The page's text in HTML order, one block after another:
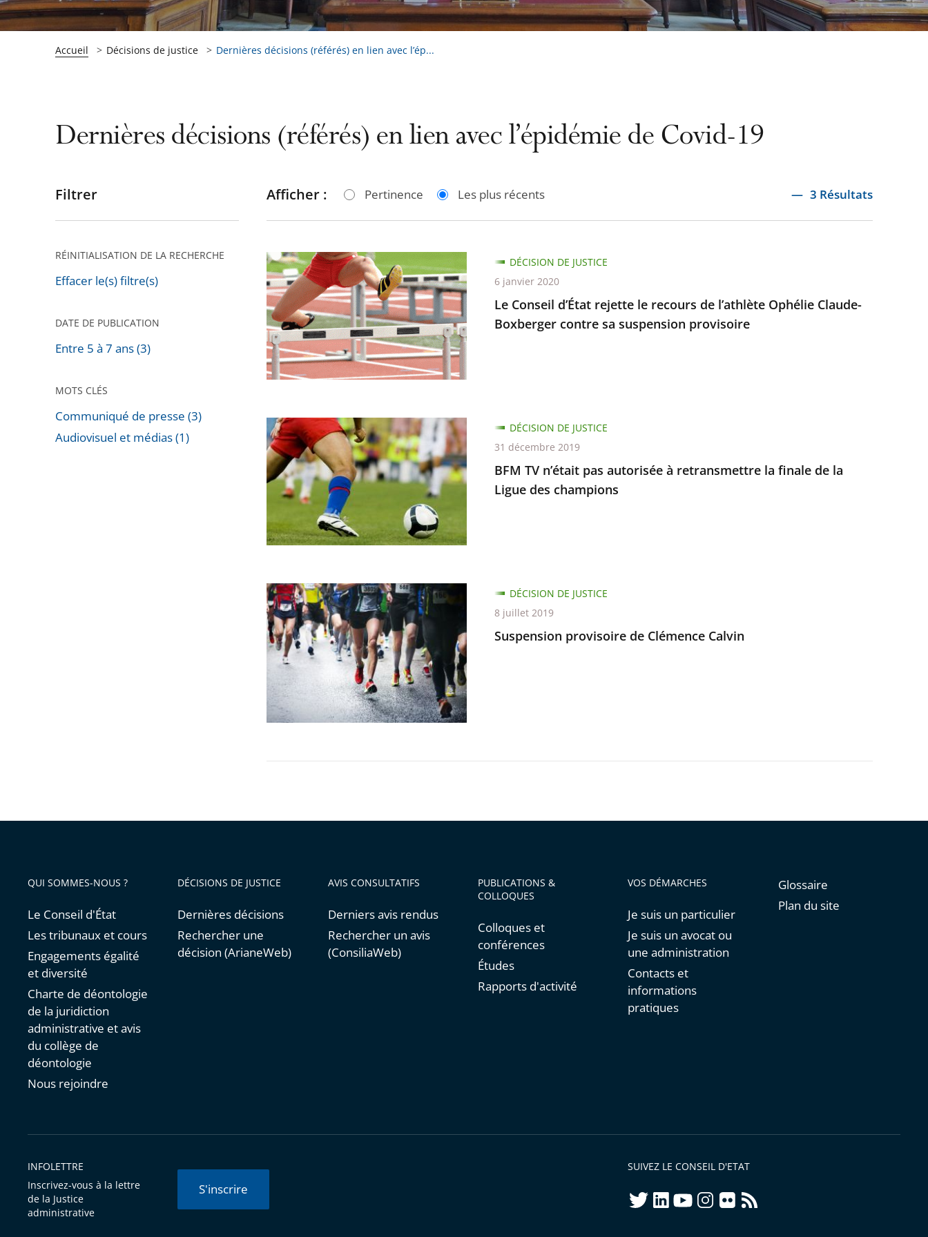
Accueil Décisions de justice Dernières décisions (référés) en lien avec l’ép...
Dernières décisions (référés) en lien avec l’épidémie de Covid-19
Passer
pour
après
Filtrer
RÉINITIALISATION DE LA RECHERCHE
Effacer le(s) filtre(s)
DATE DE PUBLICATION
Entre 5 à 7 ans (3)
MOTS CLÉS
Communiqué de presse (3)
Audiovisuel et médias (1)
Afficher : Pertinence Les plus récents 3 Résultats
Le
Conseil
d’État
rejette
le
recours
de
Ophélie
Claude-
Boxberger
contre
suspension
provisoire
Le Conseil d’État rejette le recours de l’athlète Ophélie Claude-
Boxberger contre sa suspension provisoire
DÉCISION DE JUSTICE
6 janvier 2020
BFM
TV
n’était
pas
autorisée
à
retransmettre
finale
de
la
Ligue
des
BFM TV n’était pas autorisée à retransmettre la finale de la
Ligue des champions
DÉCISION DE JUSTICE
31 décembre 2019
Suspension
provisoire
de
Clémence
Calvin
Suspension provisoire de Clémence Calvin
DÉCISION DE JUSTICE
8 juillet 2019
QUI SOMMES-NOUS ?
Le Conseil d'État
Les tribunaux et cours
Engagements égalité
et diversité
Charte de déontologie
de la juridiction
administrative et avis
du collège de
déontologie
Nous rejoindre
DÉCISIONS DE JUSTICE
Dernières décisions
Rechercher une
décision (ArianeWeb)
AVIS CONSULTATIFS
Derniers avis rendus
Rechercher un avis
(ConsiliaWeb)
PUBLICATIONS &
COLLOQUES
Colloques et
conférences
Études
Rapports d'activité
VOS DÉMARCHES
Je suis un particulier
Je suis un avocat ou
une administration
Contacts et
informations
pratiques
Glossaire
Plan du site
INFOLETTRE
Inscrivez-vous à la lettre
de la Justice
administrative
S'inscrire
SUIVEZ LE CONSEIL D'ETAT
twitterlinkedInyoutubeinstagram
flickrrss